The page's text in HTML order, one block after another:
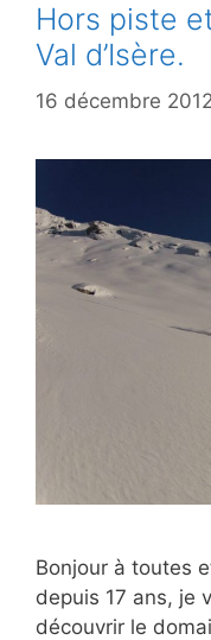
Hors piste
Val d’Isère.
16 décembre 2012
Bonjour à toutes
depuis 17 ans, je
découvrir le